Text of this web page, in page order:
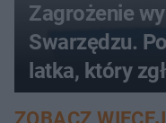
Zagrożenie
Swarzędzu.
latka, który
aucie